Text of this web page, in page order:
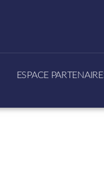
ESPACE